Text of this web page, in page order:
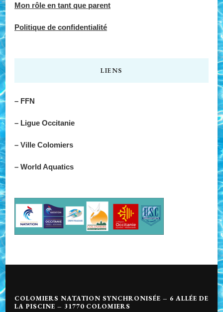
Mon rôle en tant que parent
Politique de confidentialité
LIENS
– FFN
– Ligue Occitanie
– Ville Colomiers
– World Aquatics
COLOMIERS NATATION SYNCHRONISÉE – 6 ALLÉE DE
LA PISCINE – 31770 COLOMIERS